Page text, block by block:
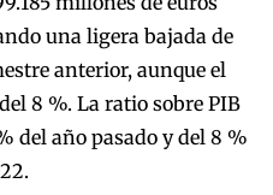
una ligera bajada de
anterior, aunque el
8 %. La ratio sobre PIB
del año pasado y del 8 %